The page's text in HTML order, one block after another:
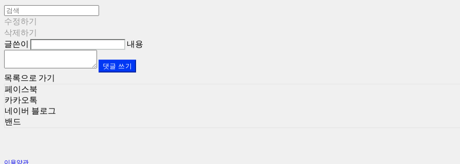
수정하기
삭제하기
글쓴이
내용
댓글 쓰기
목록으로 가기
페이스북
카카오톡
네이버 블로그
밴드
이용약관